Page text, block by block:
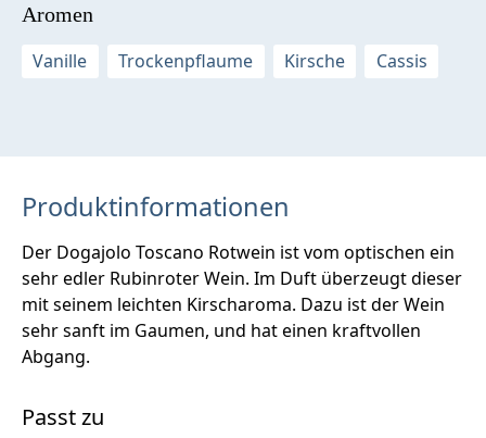
Aromen
Vanille
Trockenpflaume Kirsche Cassis
Produktinformationen
Der Dogajolo Toscano Rotwein ist vom optischen ein
sehr edler Rubinroter Wein. Im Duft überzeugt dieser
mit seinem leichten Kirscharoma. Dazu ist der Wein
sehr sanft im Gaumen, und hat einen kraftvollen
Abgang.
Passt zu